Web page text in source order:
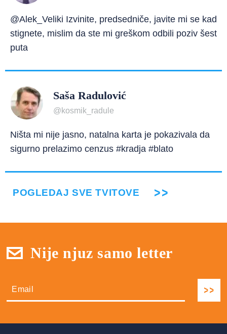
@Alek_Veliki Izvinite, predsedniče, javite mi se kad
stignete, mislim da ste mi greškom odbili poziv šest
puta
Saša Radulović
@kosmik_radule
Ništa mi nije jasno, natalna karta je pokazivala da
sigurno prelazimo cenzus #kradja #blato
POGLEDAJ SVE TVITOVE
Nije njuz samo letter